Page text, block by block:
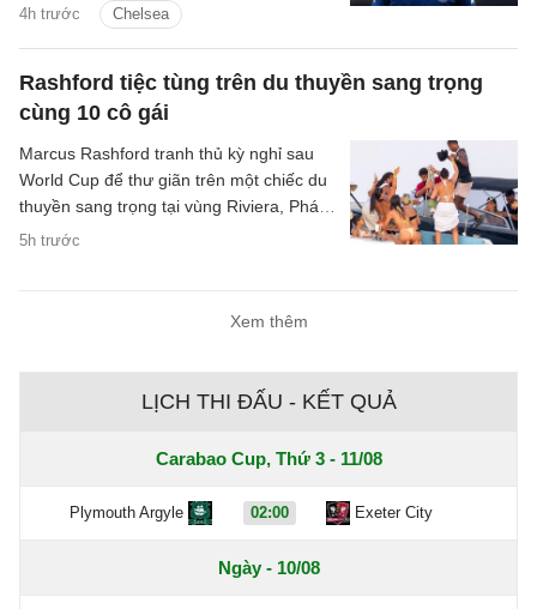
4h trước Chelsea
Rashford tiệc tùng trên du thuyền sang trọng
cùng 10 cô gái
5h trước
Marcus Rashford tranh thủ kỳ nghỉ sau
World Cup để thư giãn trên một chiếc du
thuyền sang trọng tại vùng Riviera, Pháp,
cùng 10 người bạn nữ.
Xem thêm
LỊCH THI ĐẤU - KẾT QUẢ
Carabao Cup, Thứ 3 - 11/08
Plymouth Argyle 02:00 Exeter City
Ngày - 10/08